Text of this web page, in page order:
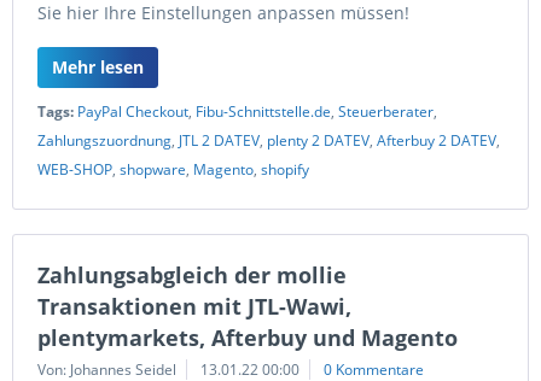
Sie hier Ihre Einstellungen anpassen müssen!
Mehr lesen
Tags: PayPal Checkout, Fibu-Schnittstelle.de, Steuerberater,
Zahlungszuordnung, JTL 2 DATEV, plenty 2 DATEV, Afterbuy 2 DATEV,
WEB-SHOP, shopware, Magento, shopify
Zahlungsabgleich der mollie
Transaktionen mit JTL-Wawi,
plentymarkets, Afterbuy und Magento
Von: Johannes Seidel 13.01.22 00:00 0 Kommentare